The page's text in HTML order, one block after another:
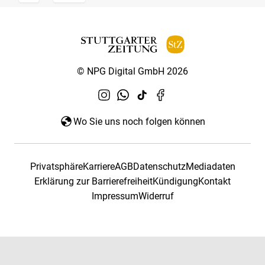
© NPG Digital GmbH 2026
Wo Sie uns noch folgen können
PrivatsphäreKarriereAGBDatenschutzMediadaten
Erklärung zur BarrierefreiheitKündigungKontakt
ImpressumWiderruf